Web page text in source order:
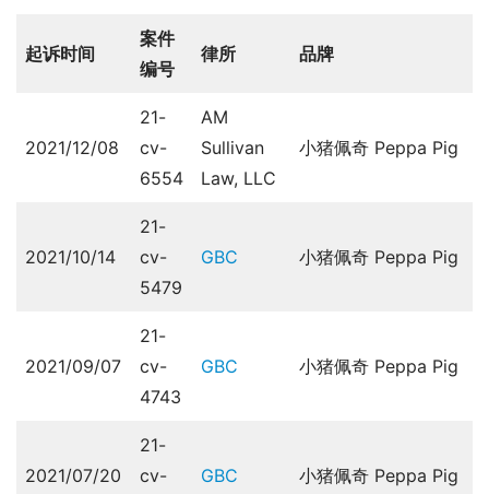
起诉时间
案件
编号
律所 品牌
2021/12/08
21-
cv-
6554
AM
Sullivan
Law, LLC
小猪佩奇 Peppa Pig
2021/10/14
21-
cv-
5479
GBC 小猪佩奇 Peppa Pig
2021/09/07
21-
cv-
4743
GBC 小猪佩奇 Peppa Pig
2021/07/20
21-
cv-
GBC 小猪佩奇 Peppa Pig